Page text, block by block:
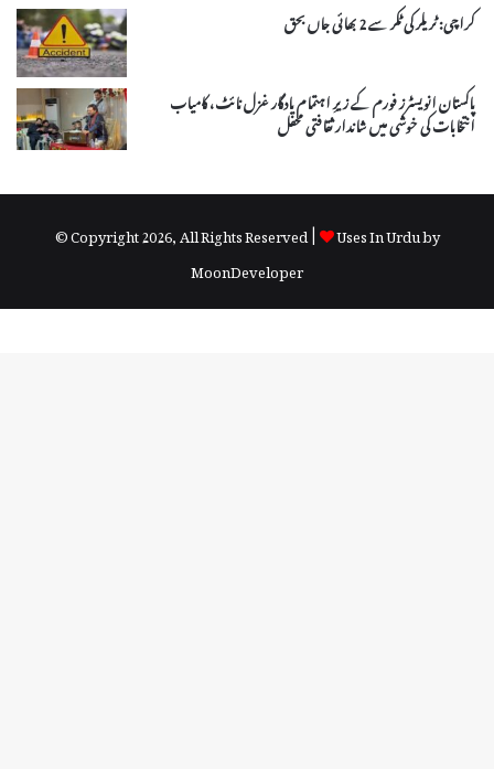
کراچی: ٹریلر کی ٹکر سے 2 بھائی جاں بحق
پاکستان انویسٹرز فورم کے زیرِ اہتمام یادگار غزل نائٹ، کامیاب
انتخابات کی خوشی میں شاندار ثقافتی محفل
© Copyright 2026, All Rights Reserved |
Uses In Urdu by
MoonDeveloper